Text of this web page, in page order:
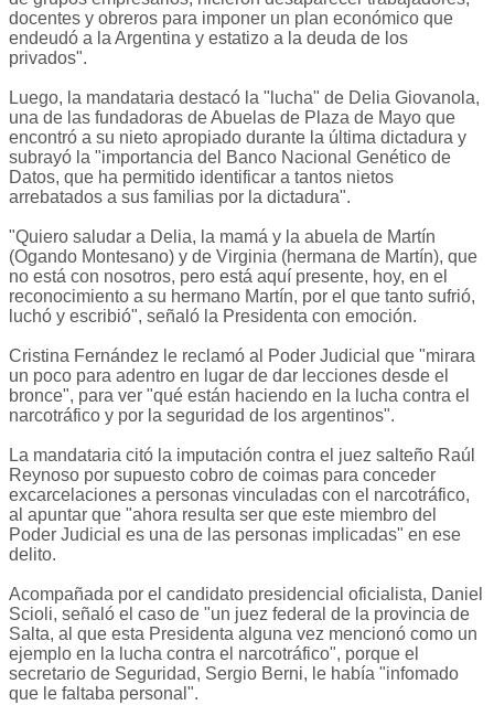
docentes y obreros para imponer un plan económico que
endeudó a la Argentina y estatizo a la deuda de los
privados".
Luego, la mandataria destacó la "lucha" de Delia Giovanola,
una de las fundadoras de Abuelas de Plaza de Mayo que
encontró a su nieto apropiado durante la última dictadura y
subrayó la "importancia del Banco Nacional Genético de
Datos, que ha permitido identificar a tantos nietos
arrebatados a sus familias por la dictadura".
"Quiero saludar a Delia, la mamá y la abuela de Martín
(Ogando Montesano) y de Virginia (hermana de Martín), que
no está con nosotros, pero está aquí presente, hoy, en el
reconocimiento a su hermano Martín, por el que tanto sufrió,
luchó y escribió", señaló la Presidenta con emoción.
Cristina Fernández le reclamó al Poder Judicial que "mirara
un poco para adentro en lugar de dar lecciones desde el
bronce", para ver "qué están haciendo en la lucha contra el
narcotráfico y por la seguridad de los argentinos".
La mandataria citó la imputación contra el juez salteño Raúl
Reynoso por supuesto cobro de coimas para conceder
excarcelaciones a personas vinculadas con el narcotráfico,
al apuntar que "ahora resulta ser que este miembro del
Poder Judicial es una de las personas implicadas" en ese
delito.
Acompañada por el candidato presidencial oficialista, Daniel
Scioli, señaló el caso de "un juez federal de la provincia de
Salta, al que esta Presidenta alguna vez mencionó como un
ejemplo en la lucha contra el narcotráfico", porque el
secretario de Seguridad, Sergio Berni, le había "infomado
que le faltaba personal".